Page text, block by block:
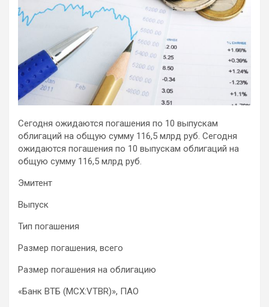
Сегодня ожидаются погашения по 10 выпускам
облигаций на общую сумму 116,5 млрд руб. Сегодня
ожидаются погашения по 10 выпускам облигаций на
общую сумму 116,5 млрд руб.
Эмитент
Выпуск
Тип погашения
Размер погашения, всего
Размер погашения на облигацию
«Банк ВТБ (MCX:VTBR)», ПАО